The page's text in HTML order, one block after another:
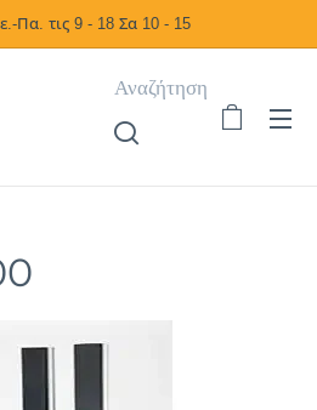
Πα. τις 9 - 18 Σα 10 - 15
Αναζήτηση